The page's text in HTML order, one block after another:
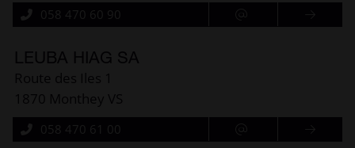
058 470 60 90
LEUBA HIAG SA
Route des Iles 1
1870 Monthey VS
058 470 61 00